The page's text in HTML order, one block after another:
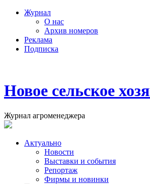
Журнал
О нас
Архив номеров
Реклама
Подписка
Новое сельское
Журнал агроменеджера
Актуально
Новости
Выставки и события
Репортаж
Фирмы и новинки